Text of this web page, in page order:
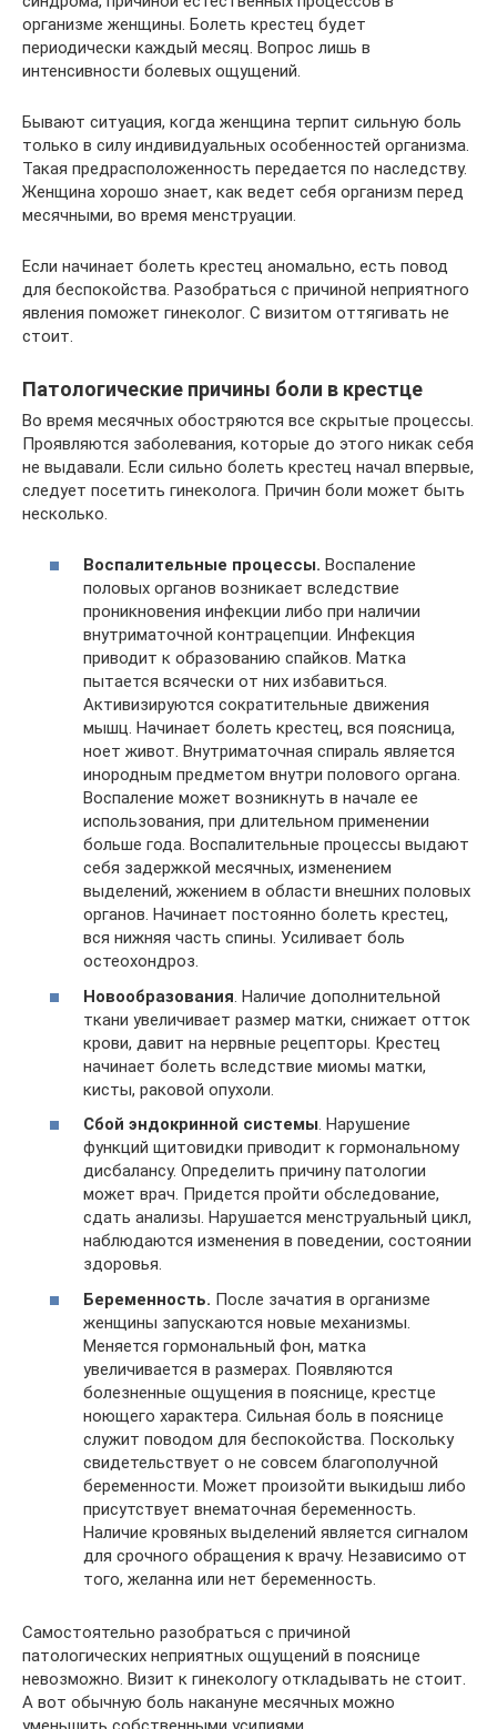
организме женщины. Болеть крестец будет
периодически каждый месяц. Вопрос лишь в
интенсивности болевых ощущений.
Бывают ситуация, когда женщина терпит сильную боль
только в силу индивидуальных особенностей организма.
Такая предрасположенность передается по наследству.
Женщина хорошо знает, как ведет себя организм перед
месячными, во время менструации.
Если начинает болеть крестец аномально, есть повод
для беспокойства. Разобраться с причиной неприятного
явления поможет гинеколог. С визитом оттягивать не
стоит.
Патологические причины боли в крестце
Во время месячных обостряются все скрытые процессы.
Проявляются заболевания, которые до этого никак себя
не выдавали. Если сильно болеть крестец начал впервые,
следует посетить гинеколога. Причин боли может быть
несколько.
Воспалительные процессы. Воспаление
половых органов возникает вследствие
проникновения инфекции либо при наличии
внутриматочной контрацепции. Инфекция
приводит к образованию спайков. Матка
пытается всячески от них избавиться.
Активизируются сократительные движения
мышц. Начинает болеть крестец, вся поясница,
ноет живот. Внутриматочная спираль является
инородным предметом внутри полового органа.
Воспаление может возникнуть в начале ее
использования, при длительном применении
больше года. Воспалительные процессы выдают
себя задержкой месячных, изменением
выделений, жжением в области внешних половых
органов. Начинает постоянно болеть крестец,
вся нижняя часть спины. Усиливает боль
остеохондроз.
Новообразования. Наличие дополнительной
ткани увеличивает размер матки, снижает отток
крови, давит на нервные рецепторы. Крестец
начинает болеть вследствие миомы матки,
кисты, раковой опухоли.
Сбой эндокринной системы. Нарушение
функций щитовидки приводит к гормональному
дисбалансу. Определить причину патологии
может врач. Придется пройти обследование,
сдать анализы. Нарушается менструальный цикл,
наблюдаются изменения в поведении, состоянии
здоровья.
Беременность. После зачатия в организме
женщины запускаются новые механизмы.
Меняется гормональный фон, матка
увеличивается в размерах. Появляются
болезненные ощущения в пояснице, крестце
ноющего характера. Сильная боль в пояснице
служит поводом для беспокойства. Поскольку
свидетельствует о не совсем благополучной
беременности. Может произойти выкидыш либо
присутствует внематочная беременность.
Наличие кровяных выделений является сигналом
для срочного обращения к врачу. Независимо от
того, желанна или нет беременность.
Самостоятельно разобраться с причиной
патологических неприятных ощущений в пояснице
невозможно. Визит к гинекологу откладывать не стоит.
А вот обычную боль накануне месячных можно